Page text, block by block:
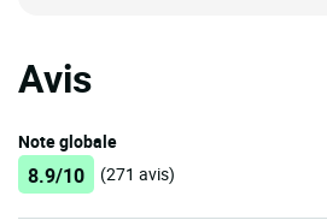
Avis
Note globale
8.9/10 (271 avis)